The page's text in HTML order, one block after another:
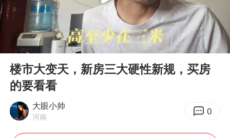
台风白海豚或在华东沿海登陆
弹药库存告急 美军补货难
沙特否认与胡塞武装举行会谈
如何把百年大党建设得更加坚强有力
Play
00:00 01:04
楼市大变天，新房三大硬性新规，买房
的要看看
大眼小帅
河南 0